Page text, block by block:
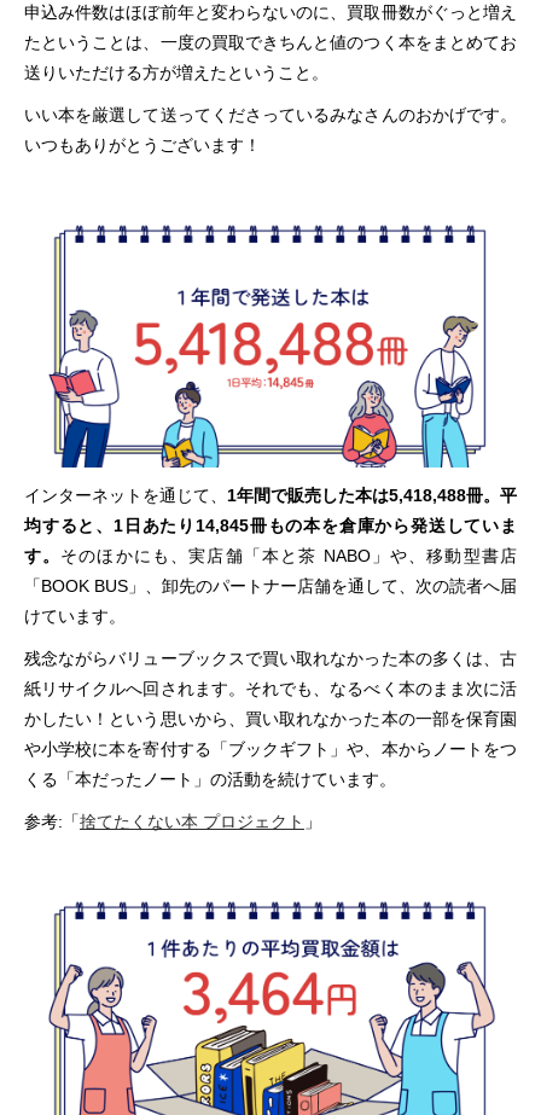
申込み件数はほぼ前年と変わらないのに、買取冊数がぐっと増え
たということは、一度の買取できちんと値のつく本をまとめてお
送りいただける方が増えたということ。
いい本を厳選して送ってくださっているみなさんのおかげです。
いつもありがとうございます！
インターネットを通じて、 1年間で販売した本は5,418,488冊。平
均すると、1日あたり14,845冊もの本を倉庫から発送していま
す。 そのほかにも、実店舗「本と茶 NABO」や、移動型書店
「BOOK BUS」、卸先のパートナー店舗を通して、次の読者へ届
けています。
残念ながらバリューブックスで買い取れなかった本の多くは、古
紙リサイクルへ回されます。それでも、なるべく本のまま次に活
かしたい！という思いから、買い取れなかった本の一部を保育園
や小学校に本を寄付する「ブックギフト」や、本からノートをつ
くる「本だったノート」の活動を続けています。
参考:「捨てたくない本 プロジェクト 」